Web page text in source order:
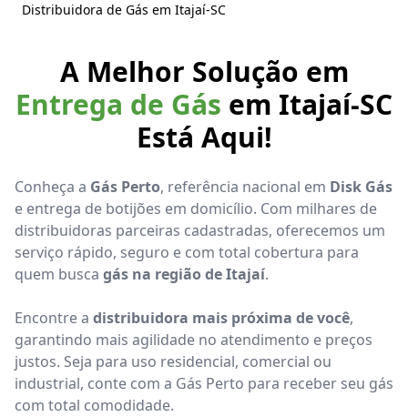
Distribuidora de Gás em Itajaí-SC
A Melhor Solução em
Entrega de Gás em Itajaí-SC
Está Aqui!
Conheça a Gás Perto, referência nacional em Disk Gás
e entrega de botijões em domicílio. Com milhares de
distribuidoras parceiras cadastradas, oferecemos um
serviço rápido, seguro e com total cobertura para
quem busca gás na região de Itajaí.
Encontre a distribuidora mais próxima de você,
garantindo mais agilidade no atendimento e preços
justos. Seja para uso residencial, comercial ou
industrial, conte com a Gás Perto para receber seu gás
com total comodidade.